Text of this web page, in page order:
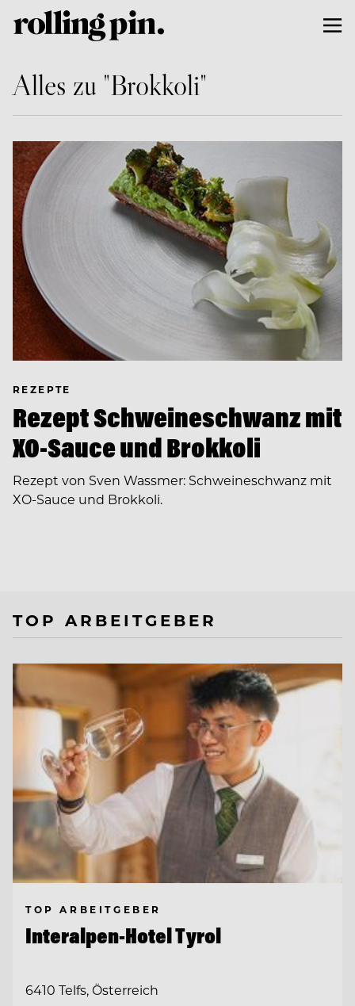
Alles zu "Brokkoli"
REZEPTE
Rezept Schweineschwanz mit
XO-Sauce und Brokkoli
Rezept von Sven Wassmer: Schweineschwanz mit
XO-Sauce und Brokkoli.
TOP ARBEITGEBER
TOP ARBEITGEBER
Interalpen-Hotel Tyrol
6410 Telfs, Österreich